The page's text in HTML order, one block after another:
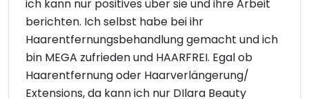
ich kann nur positives über sie und ihre Arbeit
berichten. Ich selbst habe bei ihr
Haarentfernungsbehandlung gemacht und ich
bin MEGA zufrieden und HAARFREI. Egal ob
Haarentfernung oder Haarverlängerung/
Extensions, da kann ich nur DIlara Beauty